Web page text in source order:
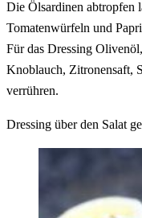
Die Ölsardinen abtropfen
Tomatenwürfeln und
Für das Dressing
Knoblauch, Zitronensaft,
verrühren.
Dressing über den Salat